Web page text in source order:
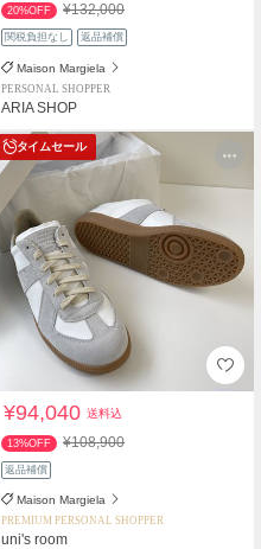
20%OFF ¥132,000
関税負担なし 返品補償
Maison Margiela
PERSONAL SHOPPER
ARIA SHOP
タイムセール
¥94,040送料込
13%OFF ¥108,900
返品補償
Maison Margiela
PREMIUM PERSONAL SHOPPER
uni's room